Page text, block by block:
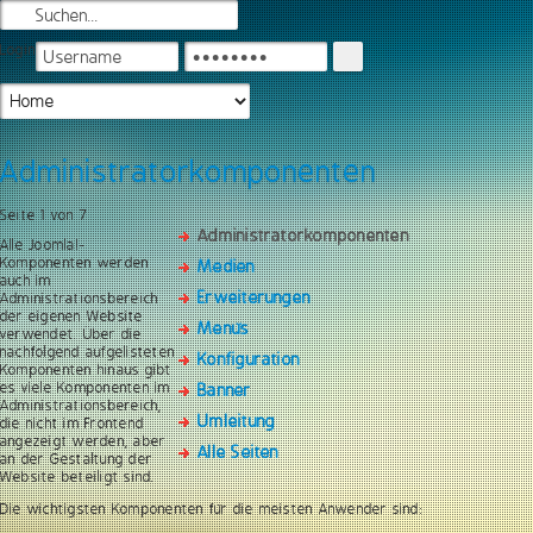
Login
Administratorkomponenten
Administratorkomponenten
Medien
Erweiterungen
Menüs
Konfiguration
Banner
Umleitung
Alle Seiten
Seite 1 von 7
Alle Joomla!-
Komponenten werden
auch im
Administrationsbereich
der eigenen Website
verwendet. Über die
nachfolgend aufgelisteten
Komponenten hinaus gibt
es viele Komponenten im
Administrationsbereich,
die nicht im Frontend
angezeigt werden, aber
an der Gestaltung der
Website beteiligt sind.
Die wichtigsten Komponenten für die meisten Anwender sind: